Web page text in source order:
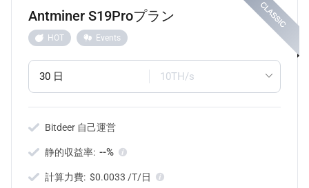
Antminer S19Proプラン
HOT Events
30 日 10TH/s
Bitdeer 自己運営
静的収益率: --%
計算力費: $0.0033 /T/日